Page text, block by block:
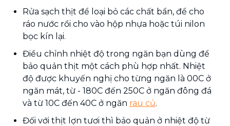
Rửa sạch thịt để loại bỏ các chất bẩn, để cho
ráo nước rồi cho vào hộp nhựa hoặc túi nilon
bọc kín lại.
Điều chỉnh nhiệt độ trong ngăn bạn dùng để
bảo quản thịt một cách phù hợp nhất. Nhiệt
độ được khuyến nghị cho từng ngăn là 00C ở
ngăn mát, từ - 180C đến 250C ở ngăn đông đá
và từ 10C đến 40C ở ngăn rau củ.
Đối với thịt lợn tươi thì bảo quản ở nhiệt độ từ